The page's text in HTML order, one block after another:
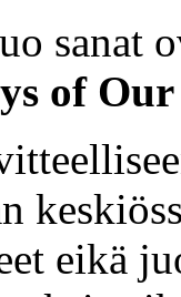
sanat
of
eikä